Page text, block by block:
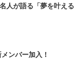
人が語る「夢を叶える
ンバー加入！